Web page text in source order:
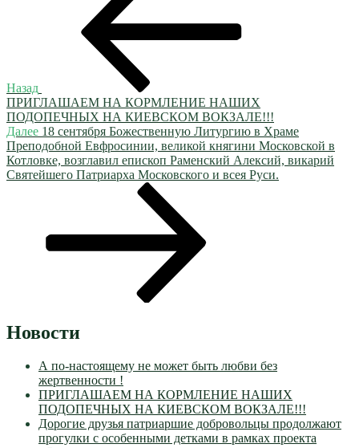
Назад
ПРИГЛАШАЕМ НА КОРМЛЕНИЕ НАШИХ
ПОДОПЕЧНЫХ НА КИЕВСКОМ ВОКЗАЛЕ!!!
Следующая
запись
Далее 18 сентября Божественную Литургию в Храме
Преподобной Евфросинии, великой княгини Московской в
Котловке, возглавил епископ Раменский Алексий, викарий
Святейшего Патриарха Московского и всея Руси.
Новости
А по-настоящему не может быть любви без
жертвенности !
ПРИГЛАШАЕМ НА КОРМЛЕНИЕ НАШИХ
ПОДОПЕЧНЫХ НА КИЕВСКОМ ВОКЗАЛЕ!!!
Дорогие друзья патриаршие добровольцы продолжают
прогулки с особенными детками в рамках проекта